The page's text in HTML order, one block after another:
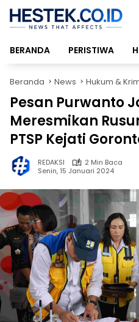
Langsung
konten
BERANDA
PERISTIWA
Beranda News Hukum &
Pesan Purwanto
Meresmikan
PTSP Kejati
REDAKSI
2 Min Baca
Senin, 15 Januari 2024